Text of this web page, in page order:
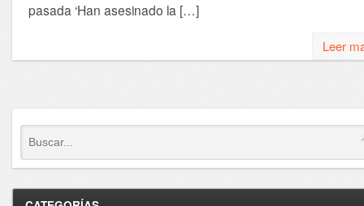
pasada ‘Han asesinado la […]
Leer